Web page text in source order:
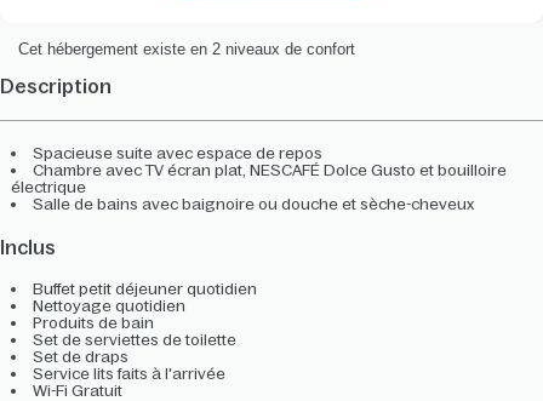
Cet hébergement existe en 2 niveaux de confort
Description
Spacieuse suite avec espace de repos
Chambre avec TV écran plat, NESCAFÉ Dolce Gusto et bouilloire
électrique
Salle de bains avec baignoire ou douche et sèche-cheveux
Inclus
Buffet petit déjeuner quotidien
Nettoyage quotidien
Produits de bain
Set de serviettes de toilette
Set de draps
Service lits faits à l'arrivée
Wi-Fi Gratuit